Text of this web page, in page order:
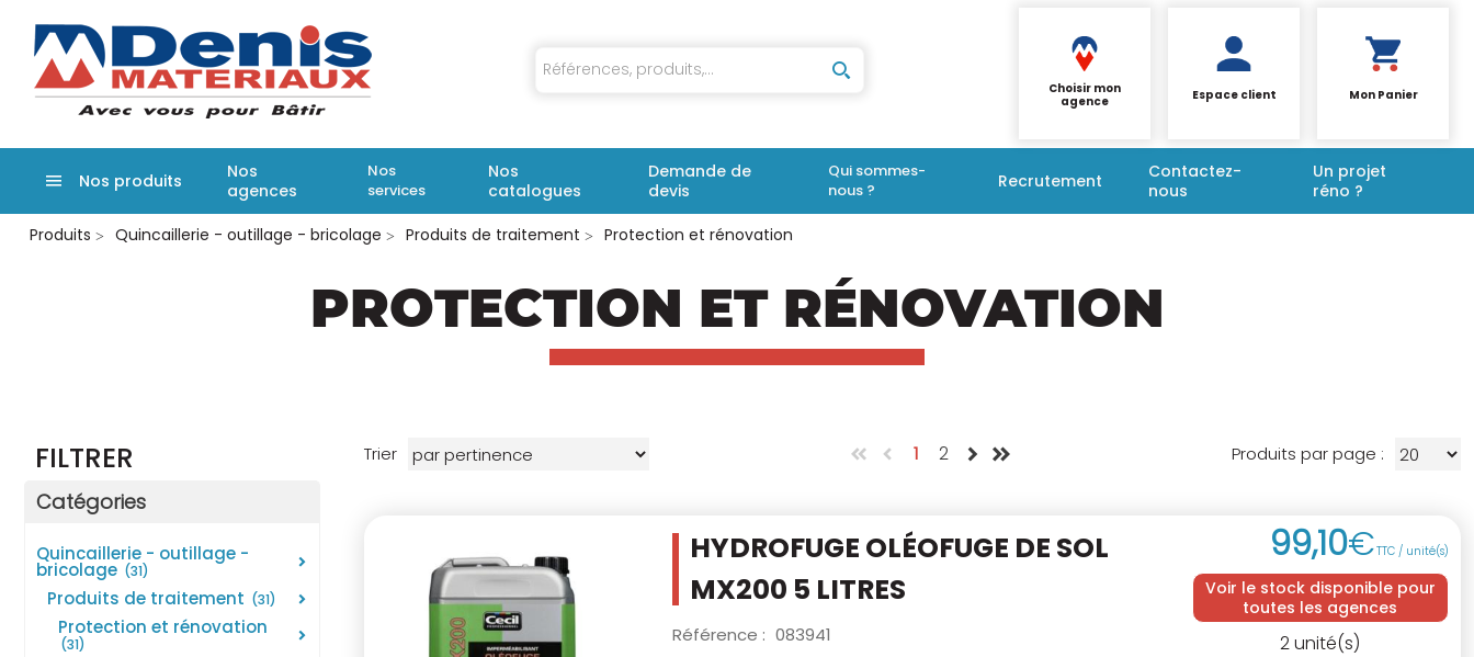
Aller
Choisir mon
agence
Espace client Mon Panier
Nos produits
Nos
agences
Nos
services
Nos
catalogues
Demande de
devis
Qui sommes-
nous ?
Recrutement
Contactez-
nous
Un projet
réno ?
Produits
Quincaillerie - outillage - bricolage Produits de traitement Protection et rénovation
PROTECTION ET RÉNOVATION
FILTRER
Catégories
quincaillerie - outillage -
bricolage (31)
produits de traitement (31)
protection et rénovation
(31)
Trier 1 2 Produits par page :
HYDROFUGE OLÉOFUGE DE SOL
MX200 5 LITRES
Référence : 083941
99,10€TTC / unité(s)
Voir le stock disponible pour
toutes les agences
2unité(s)